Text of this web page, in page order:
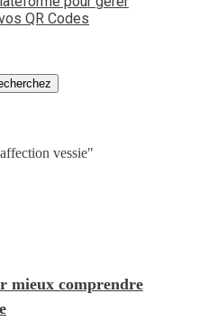
QR Codes
vessie"
mieux comprendre